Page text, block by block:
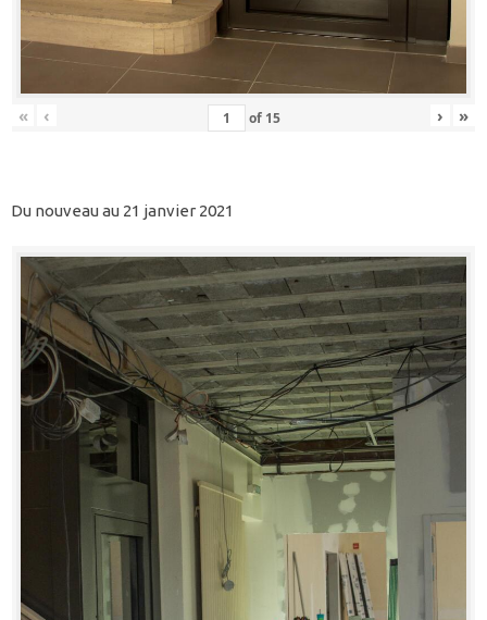
« ‹ of 15 › »
Du nouveau au 21 janvier 2021